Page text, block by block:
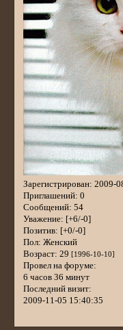
Зарегистрирован: 2009-
Приглашений: 0
Сообщений: 54
Уважение: [+6/-0]
Позитив: [+0/-0]
Пол: Женский
Возраст: 29 [1996-10-10]
Провел на форуме:
6 часов 36 минут
Последний визит:
2009-11-05 15:40:35